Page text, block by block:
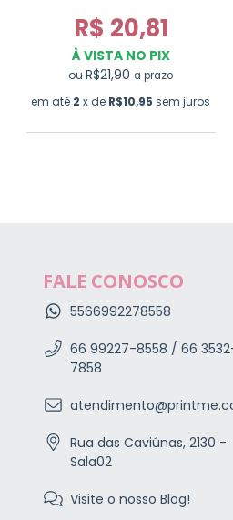
R$ 20,81
À VISTA NO PIX
ouR$21,90 a prazo
em até 2 x de R$10,95 sem juros
FALE CONOSCO
5566992278558
66 99227-8558 / 66
7858
Rua das Caviúnas, 2130 -
Sala02
Visite o nosso Blog!